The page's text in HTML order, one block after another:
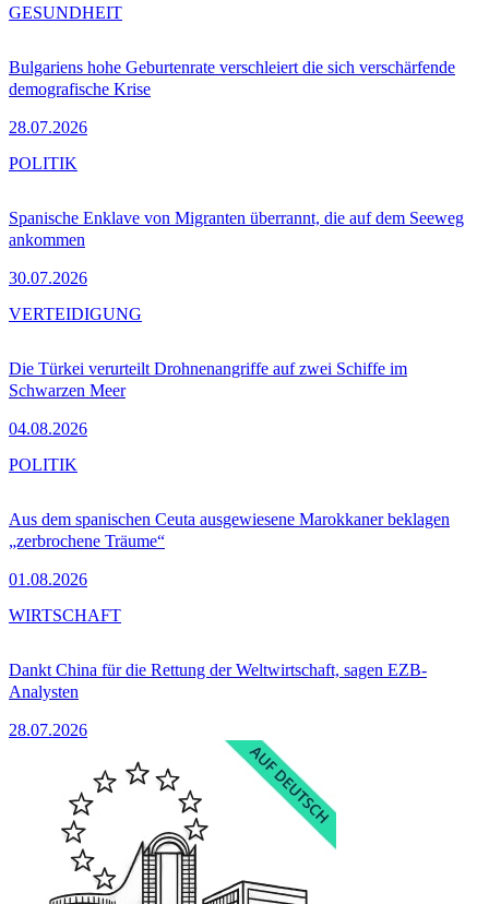
Bulgariens hohe Geburtenrate verschleiert die sich verschärfende
demografische Krise
28.07.2026
GESUNDHEIT
Spanische Enklave von Migranten überrannt, die auf dem Seeweg
ankommen
30.07.2026
POLITIK
Die Türkei verurteilt Drohnenangriffe auf zwei Schiffe im
Schwarzen Meer
04.08.2026
VERTEIDIGUNG
Aus dem spanischen Ceuta ausgewiesene Marokkaner beklagen
„zerbrochene Träume“
01.08.2026
POLITIK
Dankt China für die Rettung der Weltwirtschaft, sagen EZB-
Analysten
28.07.2026
WIRTSCHAFT